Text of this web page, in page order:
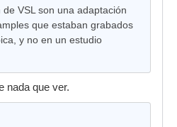
VSL son una adaptación
que estaban grabados
y no en un estudio
nada que ver.